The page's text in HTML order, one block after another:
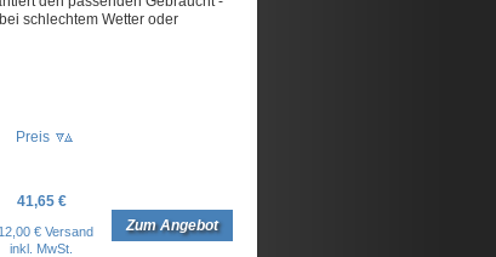
schlechtem Wetter oder
Preis
41,65 €
€ Versand
inkl. MwSt.
Zum Angebot